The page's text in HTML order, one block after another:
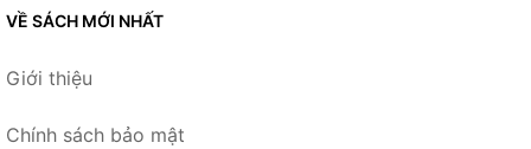
VỀ SÁCH MỚI NHẤT
Giới thiệu
Chính sách bảo mật